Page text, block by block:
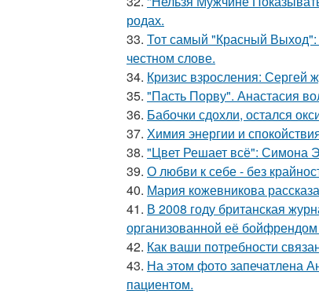
родах.
33. Тот самый "Красный Выход":
честном слове.
34. Кризис взросления: Сергей
35. "Пасть Порву". Анастасия
36. Бабочки сдохли, остался
37. Химия энергии и
38. "Цвет Решает всё": Симона
39. О любви к себе - без
40. Мария кожевникова
41. В 2008 году британская
организованной её
42. Как ваши потребности
43. На этoм фото запечaтлена
пациентом.